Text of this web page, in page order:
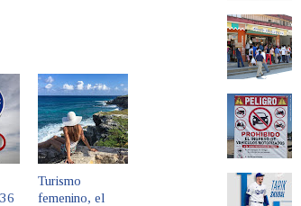
Turismo
femenino, el